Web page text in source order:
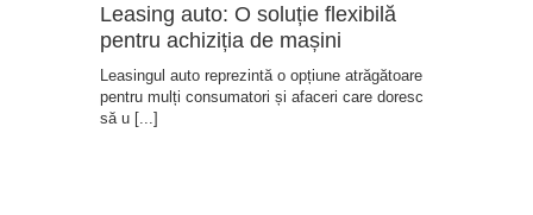
Leasing auto: O soluție flexibilă
pentru achiziția de mașini
Leasingul auto reprezintă o opțiune atrăgătoare
pentru mulți consumatori și afaceri care doresc
să u [...]